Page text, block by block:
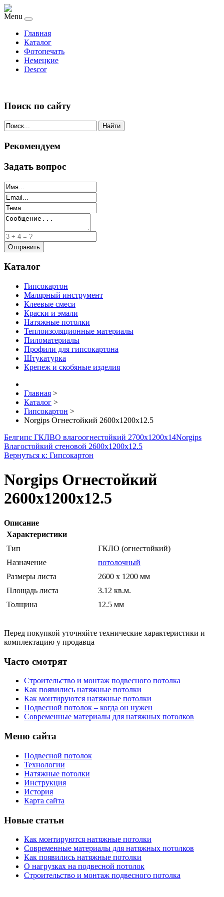
Menu
Главная
Каталог
Фотопечать
Немецкие
Descor
Поиск по сайту
Найти
Рекомендуем
Задать вопрос
Каталог
Гипсокартон
Малярный инструмент
Клеевые смеси
Краски и эмали
Натяжные потолки
Теплоизоляционные материалы
Пиломатериалы
Профили для гипсокартона
Штукатурка
Крепеж и скобяные изделия
Главная >
Каталог >
Гипсокартон >
Norgips Огнестойкий 2600x1200x12.5
Белгипс ГКЛВО влагоогнестойкий 2700х1200х14Norgips
Влагостойкий стеновой 2600x1200x12.5
Вернуться к: Гипсокартон
Norgips Огнестойкий
2600x1200x12.5
Описание
Характеристики
Тип
ГКЛО (огнестойкий)
Назначение
потолочный
Размеры листа
2600 x 1200 мм
Площадь листа
3.12 кв.м.
Толщина
12.5 мм
Перед покупкой уточняйте технические характеристики и
комплектацию у продавца
Часто смотрят
Строительство и монтаж подвесного потолка
Как появились натяжные потолки
Как монтируются натяжные потолки
Подвесной потолок – когда он нужен
Современные материалы для натяжных потолков
Меню сайта
Подвесной потолок
Технологии
Натяжные потолки
Инструкция
История
Карта сайта
Новые статьи
Как монтируются натяжные потолки
Современные материалы для натяжных потолков
Как появились натяжные потолки
О нагрузках на подвесной потолок
Строительство и монтаж подвесного потолка